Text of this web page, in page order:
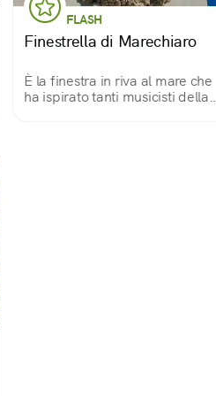
FLASH
Finestrella di Marechiaro
È la finestra in riva al mare che
ha ispirato tanti musicisti della